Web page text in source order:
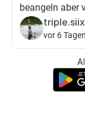
beangeln aber
triple.siix
vor 6 Tagen